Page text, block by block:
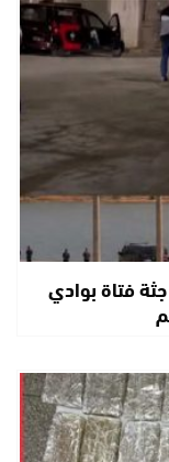
فتاة بوادي